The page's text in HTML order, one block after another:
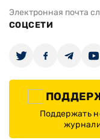
Электронная почта
СОЦСЕТИ
Поддержать